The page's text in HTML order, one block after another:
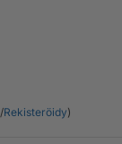
/Rekisteröidy)